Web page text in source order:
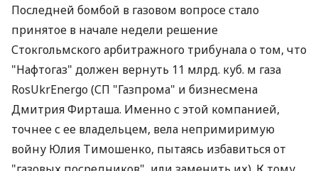
Последней бомбой в газовом вопросе стало
принятое в начале недели решение
Стокгольмского арбитражного трибунала о том, что
"Нафтогаз" должен вернуть 11 млрд. куб. м газа
RosUkrEnergo (СП "Газпрома" и бизнесмена
Дмитрия Фирташа. Именно с этой компанией,
точнее с ее владельцем, вела непримиримую
войну Юлия Тимошенко, пытаясь избавиться от